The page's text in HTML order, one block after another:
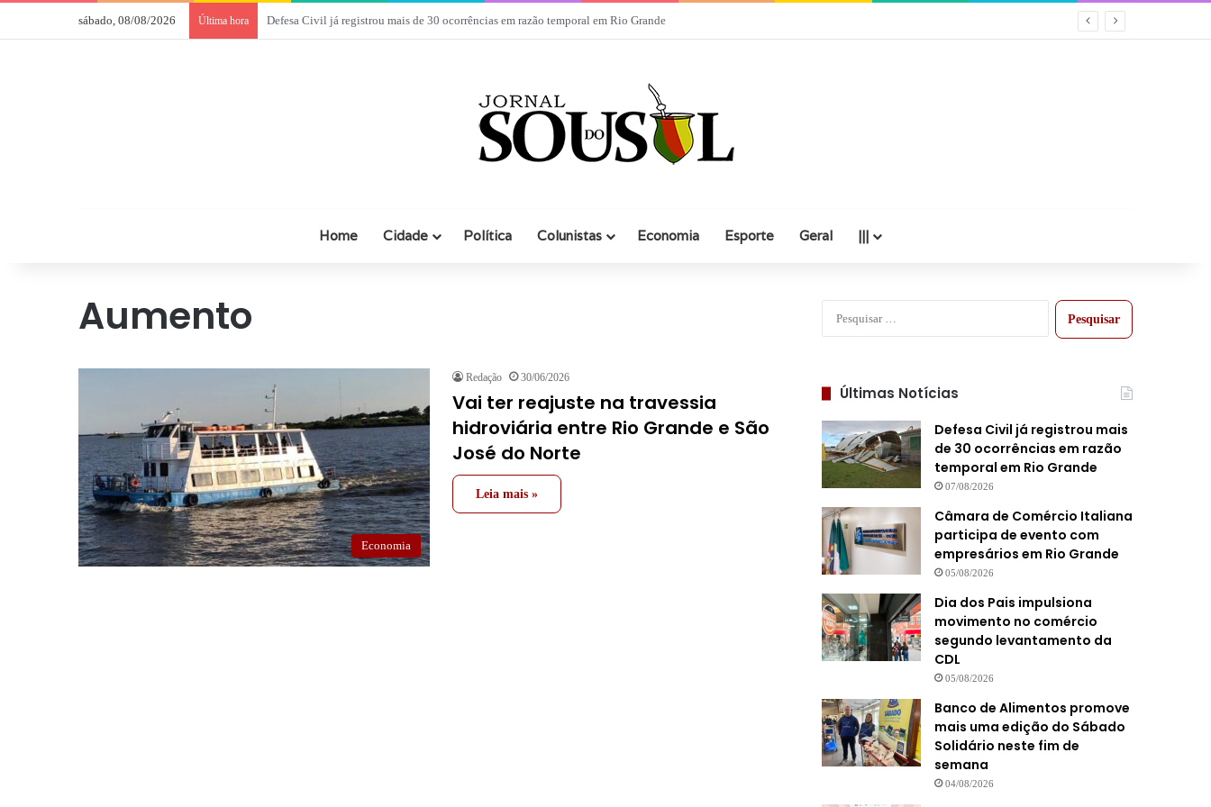
sábado, 08/08/2026 Última hora Câmara de Comércio Italiana participa de evento com empresários em Rio Grande
Home Cidade Política Colunistas Economia Esporte Geral |||
Aumento
Economia
Redação 30/06/2026
Vai ter reajuste na travessia
hidroviária entre Rio Grande e São
José do Norte
Leia mais »
Pesquisar
Últimas Notícias
Defesa Civil já registrou mais
de 30 ocorrências em razão
temporal em Rio Grande
07/08/2026
Câmara de Comércio Italiana
participa de evento com
empresários em Rio Grande
05/08/2026
Dia dos Pais impulsiona
movimento no comércio
segundo levantamento da
CDL
05/08/2026
Banco de Alimentos promove
mais uma edição do Sábado
Solidário neste fim de
semana
04/08/2026